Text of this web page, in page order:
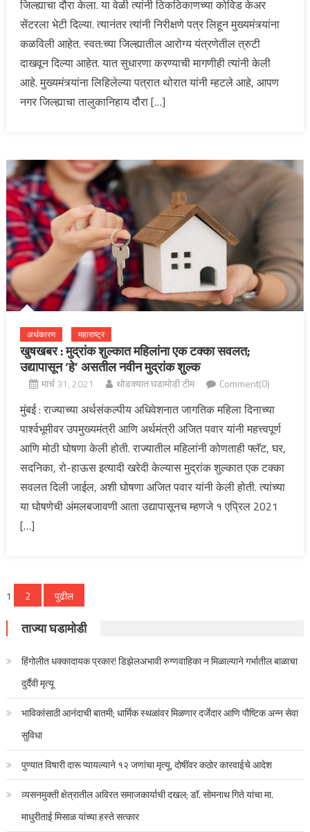
जिल्ह्याचा दौरा केला. या वेळी त्यांनी ठिकठिकाणच्या कोविड केअर
सेंटरला भेटी दिल्या. त्यानंतर त्यांनी निरीक्षणे पत्र लिहून मुख्यमंत्र्यांना
कळविली आहेत. स्वत:च्या जिल्ह्यातील आरोग्य यंत्रणेतील त्रुटी
दाखवून दिल्या आहेत. यात सुधारणा करण्याची मागणीही त्यांनी केली
आहे. मुख्यमंत्र्यांना लिहिलेल्या पत्रात थोरात यांनी म्हटले आहे, आपण
नगर जिल्ह्याचा तालुकानिहाय दौरा […]
अर्थकारण महाराष्ट्र
खुषखबर : मुद्रांक शुल्कात महिलांना एक टक्का सवलत;
उद्यापासून ‘हे’ असतील नवीन मुद्रांक शुल्क
मार्च 31, 2021 थोडक्यात घडामोडी टीम Comment(0)
मुंबई : राज्याच्या अर्थसंकल्पीय अधिवेशनात जागतिक महिला दिनाच्या
पार्श्वभूमीवर उपमुख्यमंत्री आणि अर्थमंत्री अजित पवार यांनी महत्त्वपूर्ण
आणि मोठी घोषणा केली होती. राज्यातील महिलांनी कोणताही फ्लॅट, घर,
सदनिका, रो-हाऊस इत्यादी खरेदी केल्यास मुद्रांक शुल्कात एक टक्का
सवलत दिली जाईल, अशी घोषणा अजित पवार यांनी केली होती. त्यांच्या
या घोषणेची अंमलबजावणी आता उद्यापासूनच म्हणजे १ एप्रिल 2021
[…]
पोस्ट्स
पृष्ठांकन
1 2 पुढील
ताज्या घडामोडी
हिंगोलीत धक्कादायक प्रकार! डिझेलअभावी रुग्णवाहिका न मिळाल्याने गर्भातील बाळाचा
दुर्दैवी मृत्यू
भाविकांसाठी आनंदाची बातमी; धार्मिक स्थळांवर मिळणार दर्जेदार आणि पौष्टिक अन्न सेवा
सुविधा
पुण्यात विषारी दारू प्यायल्याने १२ जणांचा मृत्यू, दोषींवर कठोर कारवाईचे आदेश
व्यसनमुक्ती क्षेत्रातील अविरत समाजकार्याची दखल; डॉ. सोमनाथ गिते यांचा मा.
माधुरीताई मिसाळ यांच्या हस्ते सत्कार